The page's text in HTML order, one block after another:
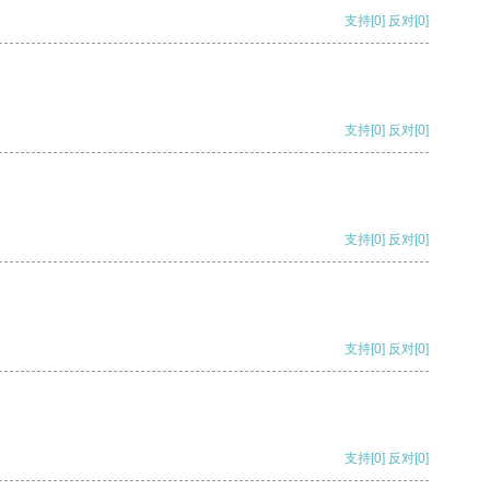
支持[0] 反对[0]
支持[0] 反对[0]
支持[0] 反对[0]
支持[0] 反对[0]
支持[0] 反对[0]